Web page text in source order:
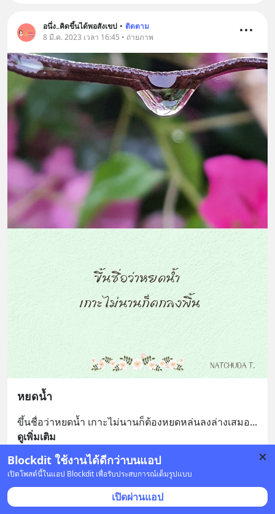
Blockdit ใช้งานได้ดีกว่าบนแอป
เปิดโพสต์นี้ในแอป Blockdit เพื่อรับประสบการณ์เต็มรูปแบบ
เปิดผ่านแอป
อนึ่ง..คิดขึ้นได้พอสังเขป • ติดตาม
8 มี.ค. 2023 เวลา 16:45 • ถ่ายภาพ
หยดน้ำ
ขึ้นชื่อว่าหยดน้ำ เกาะไม่นานก็ต้องหยดหล่นลงล่างเสมอ
ดูเพิ่มเติม
บันทึก
อนึ่ง..คิดขึ้นได้พอสังเขป • ติดตาม